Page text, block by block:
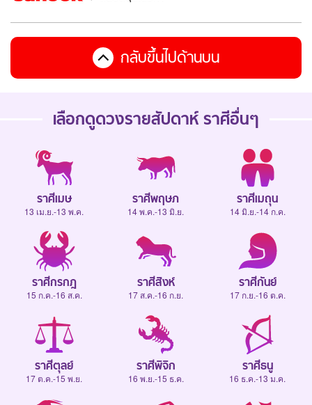
กลับขึ้นไปด้านบน
เลือกดูดวงรายสัปดาห์ ราศีอื่นๆ
ราศีเมษ
13 เม.ย.-13 พ.ค.
ราศีพฤษภ
14 พ.ค.-13 มิ.ย.
ราศีเมถุน
14 มิ.ย.-14 ก.ค.
ราศีกรกฎ
15 ก.ค.-16 ส.ค.
ราศีสิงห์
17 ส.ค.-16 ก.ย.
ราศีกันย์
17 ก.ย.-16 ต.ค.
ราศีตุลย์
17 ต.ค.-15 พ.ย.
ราศีพิจิก
16 พ.ย.-15 ธ.ค.
ราศีธนู
16 ธ.ค.-13 ม.ค.